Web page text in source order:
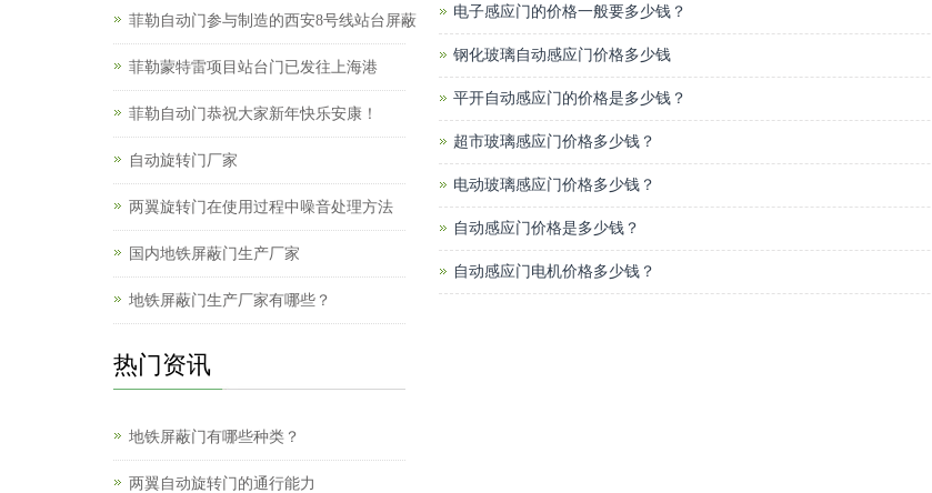
电子感应门的价格一般要多少钱？
钢化玻璃自动感应门价格多少钱
平开自动感应门的价格是多少钱？
超市玻璃感应门价格多少钱？
电动玻璃感应门价格多少钱？
自动感应门价格是多少钱？
自动感应门电机价格多少钱？
菲勒自动门参与制造的西安8号线站台屏蔽
菲勒蒙特雷项目站台门已发往上海港
菲勒自动门恭祝大家新年快乐安康！
自动旋转门厂家
两翼旋转门在使用过程中噪音处理方法
国内地铁屏蔽门生产厂家
地铁屏蔽门生产厂家有哪些？
热门资讯
地铁屏蔽门有哪些种类？
两翼自动旋转门的通行能力